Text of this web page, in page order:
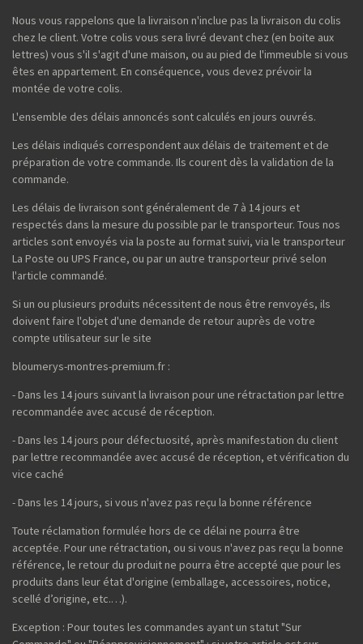
Nous vous rappelons que la livraison n'inclue pas la livraison du colis
chez le client. Votre colis vous sera livré devant chez (en boite aux
lettres) vous s'il s'agit d'une maison, ou au pied de l'immeuble si vous
êtes en appartement. En conséquence, vous devez prévoir la
montée de votre colis.
L'ensemble des délais annoncés sont calculés en jours ouvrés.
Les délais indiqués correspondent aux délais de traitement et de
préparation de votre commande. Ils courent dès la validation de la
commande.
Les délais de livraison sont généralement de 7 à 14 jours et
respectés dans la mesure du possible par le transporteur. Tous nos
articles sont envoyés via la poste au format suivi, via le transporteur
La Poste ou UPS France, ou par un autre transporteur privé selon
l'article commandé.
Si un ou plusieurs produits nécessitent de nous être renvoyés, ils
doivent faire l'objet d'une demande de retour auprès de votre
compte utilisateur sur le site
bloumerys-montres-premium.fr :
- Dans les 14 jours suivant la livraison pour une rétractation par lettre
recommandée avec accusé de réception.
- Dans les 14 jours pour défectuosité, après manifestation du client
par lettre recommandée avec accusé de réception, et vérification du
vice caché
- Dans les 14 jours, si vous n'avez pas reçu la bonne référence
Toute réclamation formulée hors de ce délai ne pourra être
acceptée. Pour une rétractation, ou si vous n'avez pas reçu la bonne
référence, le retour du produit ne pourra être accepté que pour les
produits dans leur état d'origine (emballage, accessoires, notice,
scellé d’origine, etc.…).
Exception : Pour toutes les commandes ayant un statut "Sur